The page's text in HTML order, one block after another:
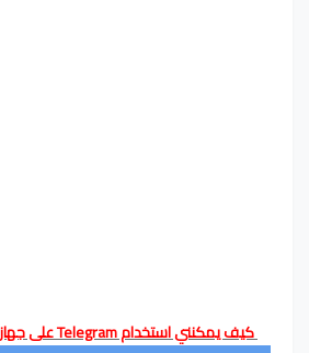
كيف يمكنني استخدام Telegram على جهاز الكمبيوتر الخاص بي؟